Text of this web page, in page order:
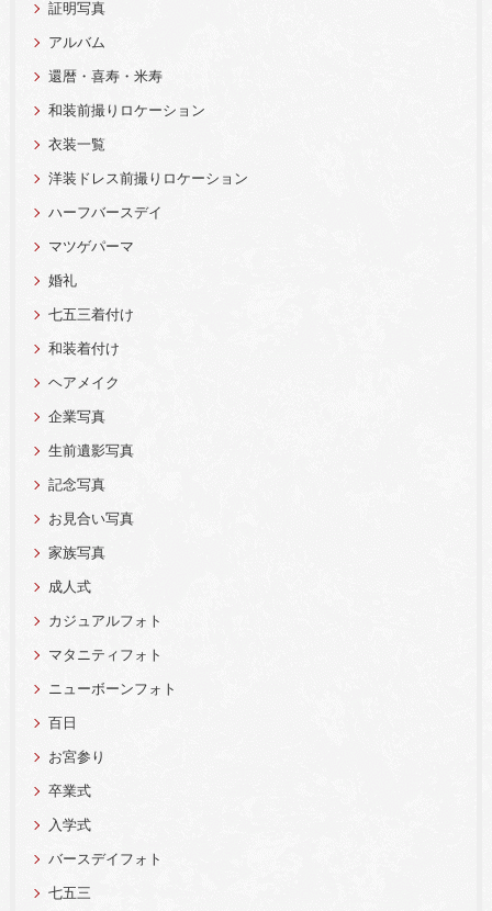
証明写真
アルバム
還暦・喜寿・米寿
和装前撮りロケーション
衣装一覧
洋装ドレス前撮りロケーション
ハーフバースデイ
マツゲパーマ
婚礼
七五三着付け
和装着付け
ヘアメイク
企業写真
生前遺影写真
記念写真
お見合い写真
家族写真
成人式
カジュアルフォト
マタニティフォト
ニューボーンフォト
百日
お宮参り
卒業式
入学式
バースデイフォト
七五三